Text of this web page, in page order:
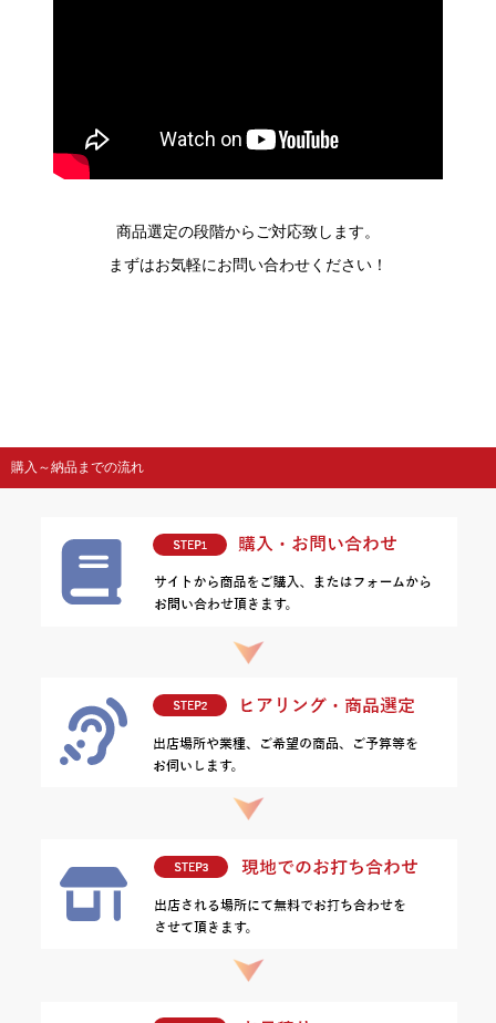
商品選定の段階からご対応致します。
まずはお気軽にお問い合わせください！
購入～納品までの流れ